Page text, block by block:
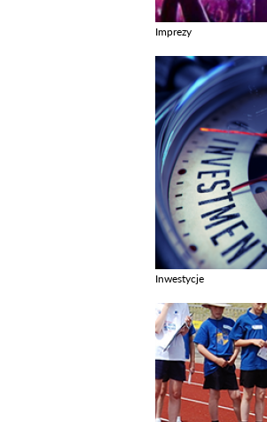
Imprezy
Inwestycje